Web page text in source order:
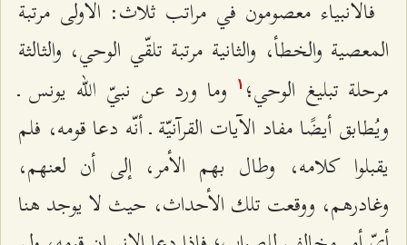
فالأنبياء معصومون في مراتب ثلاث: الأولى مرتبة
المعصية والخطأ، والثانية مرتبة تلقّي الوحي، والثالثة
مرحلة تبليغ الوحي؛ ۱
وما ورد عن نبيّ الله يونس ـ
ويُطابق أيضًا مفاد الآيات القرآنيّة ـ أنّه دعا قومه، فلم
يقبلوا كلامه، وطال بهم الأمر، إلى أن لعنهم،
وغادرهم، ووقعت تلك الأحداث، حيث لا يوجد هنا